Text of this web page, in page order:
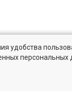
удобства
персональных